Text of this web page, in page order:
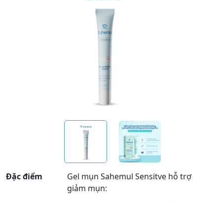
Đặc điểm
Gel mụn Sahemul Sensitve hỗ trợ
giảm mụn: